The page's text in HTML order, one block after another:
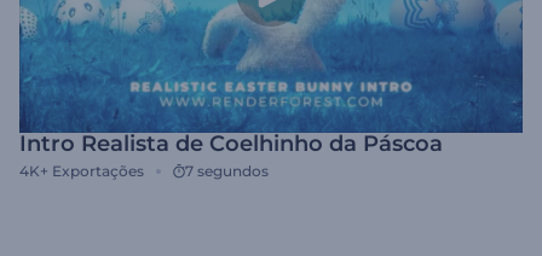
Intro Realista de Coelhinho da Páscoa
4K+ Exportações 7 segundos